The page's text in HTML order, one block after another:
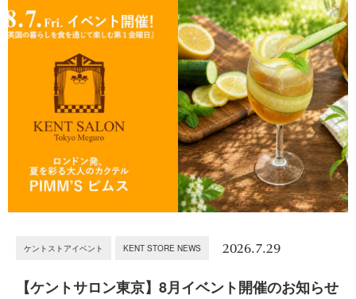
ケントストアイベント KENT STORE NEWS 2026.7.29
【ケントサロン東京】8月イベント開催のお知らせ